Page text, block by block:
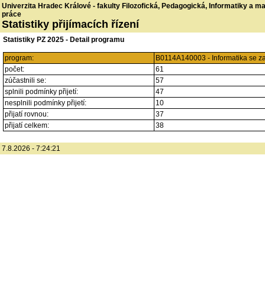
Univerzita Hradec Králové - fakulty Filozofická, Pedagogická, Informatiky a
práce
Statistiky přijímacích řízení
Statistiky PZ 2025 - Detail programu
program:
B0114A140003 - Informatika se
počet:
61
zúčastnili se:
57
splnili podmínky přijetí:
47
nesplnili podmínky přijetí:
10
přijatí rovnou:
37
přijatí celkem:
38
7.8.2026 - 7:24:21